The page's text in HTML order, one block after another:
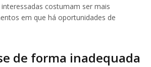
costumam ser mais
em que há oportunidades de
de forma inadequada